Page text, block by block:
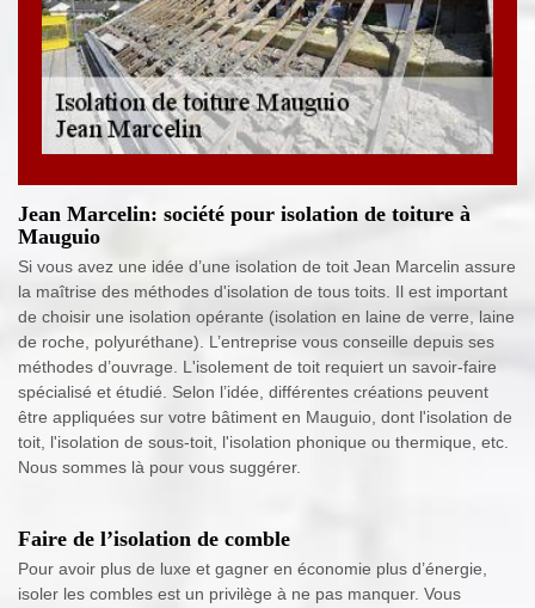
Jean Marcelin: société pour isolation de toiture à
Mauguio
Si vous avez une idée d’une isolation de toit Jean Marcelin assure
la maîtrise des méthodes d'isolation de tous toits. Il est important
de choisir une isolation opérante (isolation en laine de verre, laine
de roche, polyuréthane). L’entreprise vous conseille depuis ses
méthodes d’ouvrage. L'isolement de toit requiert un savoir-faire
spécialisé et étudié. Selon l’idée, différentes créations peuvent
être appliquées sur votre bâtiment en Mauguio, dont l'isolation de
toit, l'isolation de sous-toit, l'isolation phonique ou thermique, etc.
Nous sommes là pour vous suggérer.
Faire de l’isolation de comble
Pour avoir plus de luxe et gagner en économie plus d’énergie,
isoler les combles est un privilège à ne pas manquer. Vous